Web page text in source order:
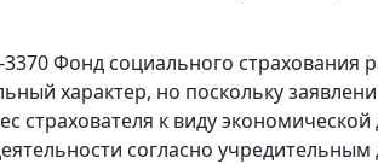
Фонд социального страхования
характер, но поскольку
страхователя к виду
согласно учредительным